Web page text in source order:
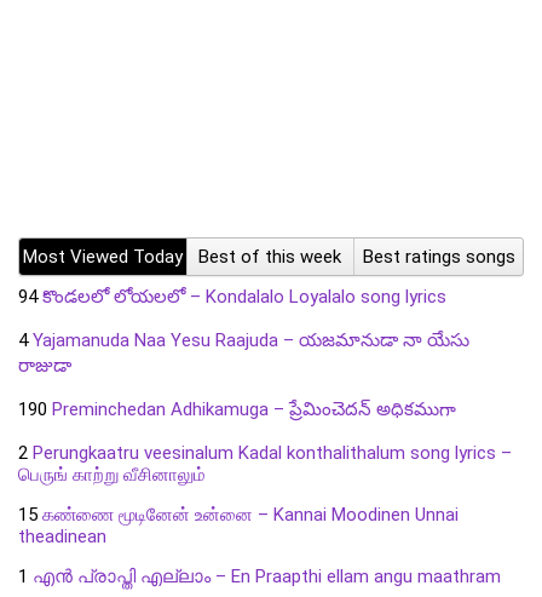
Most Viewed Today Best of this week
Best ratings songs
94 కొండలలో లోయలలో – Kondalalo Loyalalo song lyrics
4 Yajamanuda Naa Yesu Raajuda – యజమానుడా నా యేసు
రాజుడా
190 Preminchedan Adhikamuga – ప్రేమించెదన్ అధికముగా
2 Perungkaatru veesinalum Kadal konthalithalum song lyrics –
பெருங் காற்று வீசினாலும்
15 கண்ணை மூடினேன் உன்னை – Kannai Moodinen Unnai
theadinean
1 എൻ പ്രാപ്തി എല്ലാം – En Praapthi ellam angu maathram